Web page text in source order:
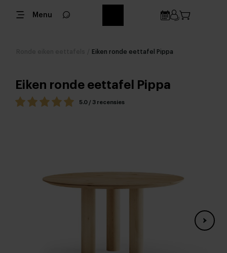
Menu
Eiken ronde eettafel Pippa
Eiken ronde eettafel Pippa
5.0 / 3 recensies